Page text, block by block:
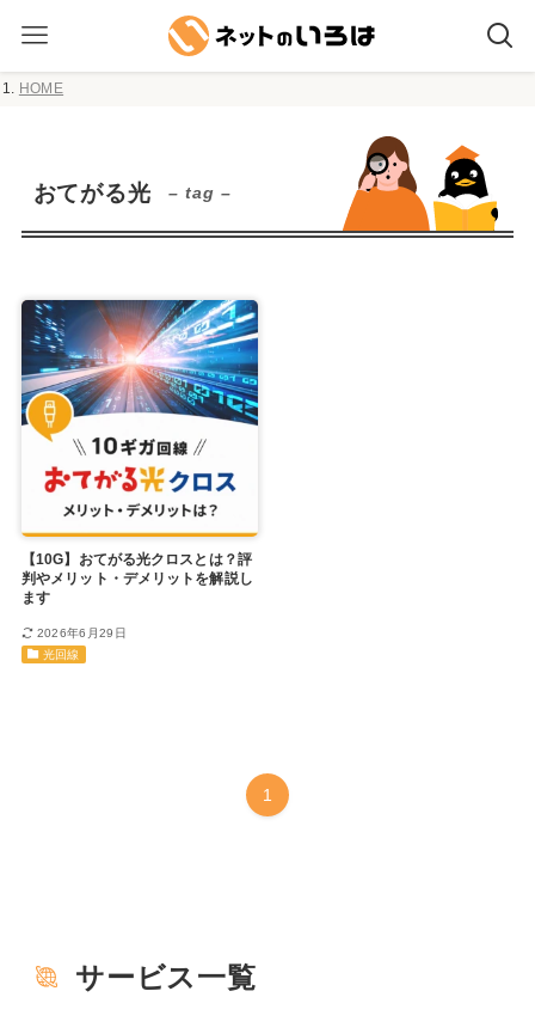
HOME
おてがる光 – tag –
【10G】おてがる光クロスとは？評
判やメリット・デメリットを解説し
ます
2026年6月29日
光回線
1
サービス一覧